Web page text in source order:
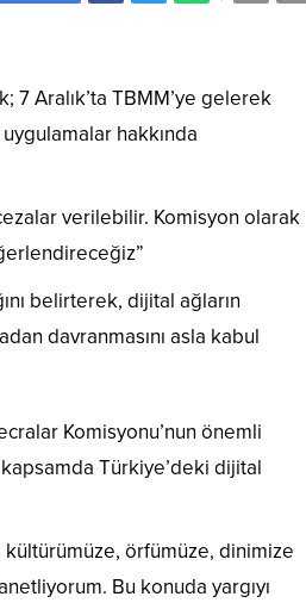
7 Aralık’ta TBMM’ye gelerek
hakkında
verilebilir. Komisyon olarak
belirterek, dijital ağların
davranmasını asla kabul
Komisyonu’nun önemli
Türkiye’deki dijital
kültürümüze, örfümüze, dinimize
Bu konuda yargıyı